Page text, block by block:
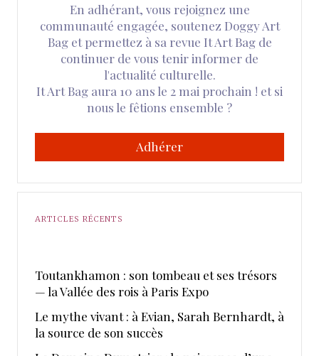
En adhérant, vous rejoignez une
communauté engagée, soutenez Doggy Art
Bag et permettez à sa revue It Art Bag de
continuer de vous tenir informer de
l'actualité culturelle.
It Art Bag aura 10 ans le 2 mai prochain ! et si
nous le fêtions ensemble ?
Adhérer
ARTICLES RÉCENTS
Toutankhamon : son tombeau et ses trésors
— la Vallée des rois à Paris Expo
Le mythe vivant : à Evian, Sarah Bernhardt, à
la source de son succès